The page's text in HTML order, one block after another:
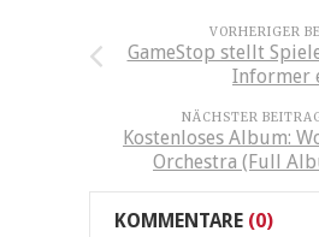
VORHERIGER
GameStop stellt
Informer
NÄCHSTER
Kostenloses Album:
Orchestra (Full
KOMMENTARE (0)